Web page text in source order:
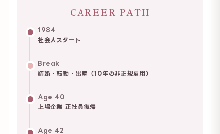
CAREER PATH
1984
社会人スタート
Break
結婚・転勤・出産（10年の非正規雇用）
Age 40
上場企業 正社員復帰
Age 42